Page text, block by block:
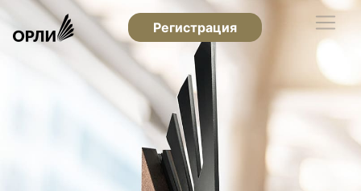
Регистрация